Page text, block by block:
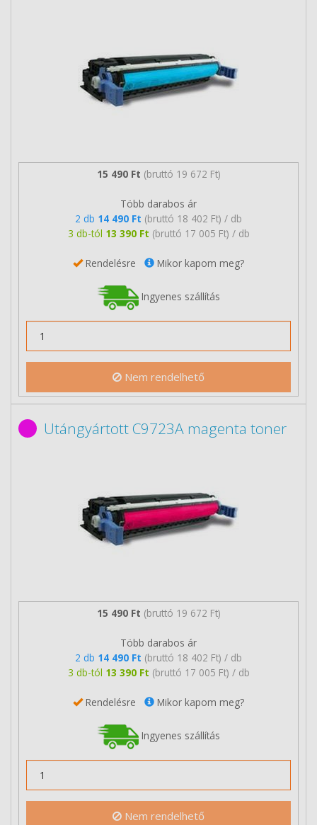
15 490 Ft (bruttó 19 672 Ft)
Több darabos ár
2 db 14 490 Ft (bruttó 18 402 Ft) / db
3 db-tól 13 390 Ft (bruttó 17 005 Ft) / db
Rendelésre Mikor kapom meg?
Ingyenes szállítás
Nem rendelhető
Utángyártott C9723A magenta toner
15 490 Ft (bruttó 19 672 Ft)
Több darabos ár
2 db 14 490 Ft (bruttó 18 402 Ft) / db
3 db-tól 13 390 Ft (bruttó 17 005 Ft) / db
Rendelésre Mikor kapom meg?
Ingyenes szállítás
Nem rendelhető